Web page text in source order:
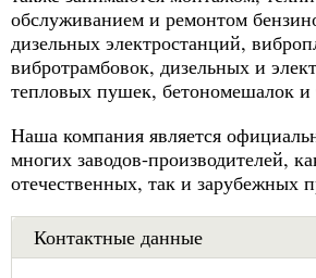
обслуживанием и ремонтом
дизельных электростанций,
вибротрамбовок, дизельных и
тепловых пушек, бетономешалок и
Наша компания является
многих заводов-производителей,
отечественных, так и зарубежных
Контактные данные